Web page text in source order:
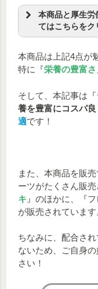
ビタミンD
葉酸
コエンザ
ヒアル
プラセ
食物繊
本商品と厚生労
てはこちらをク
本商
日摂
亜鉛 3.0㎎
カル
シウ
320㎎
鉄 4.6㎎
銅
0.4㎎
ナイ
本商品は上記4点が
特に『栄養の豊富さ
そして、本記事は
養を豊富にコスパ
適です！
また、本商品を販
ーツがたくさん販
キ 』のほかに、『
が販売されています
ちなみに、配合さ
ないため、ご自身
さい！